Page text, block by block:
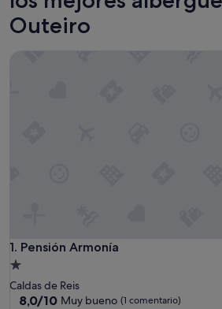
Outeiro
1. Pensión Armonía
Pensión Armonía
Alojamiento
de
1.0 estrella
Caldas de Reis
8.0
8,0/10 Muy bueno (1 comentario)